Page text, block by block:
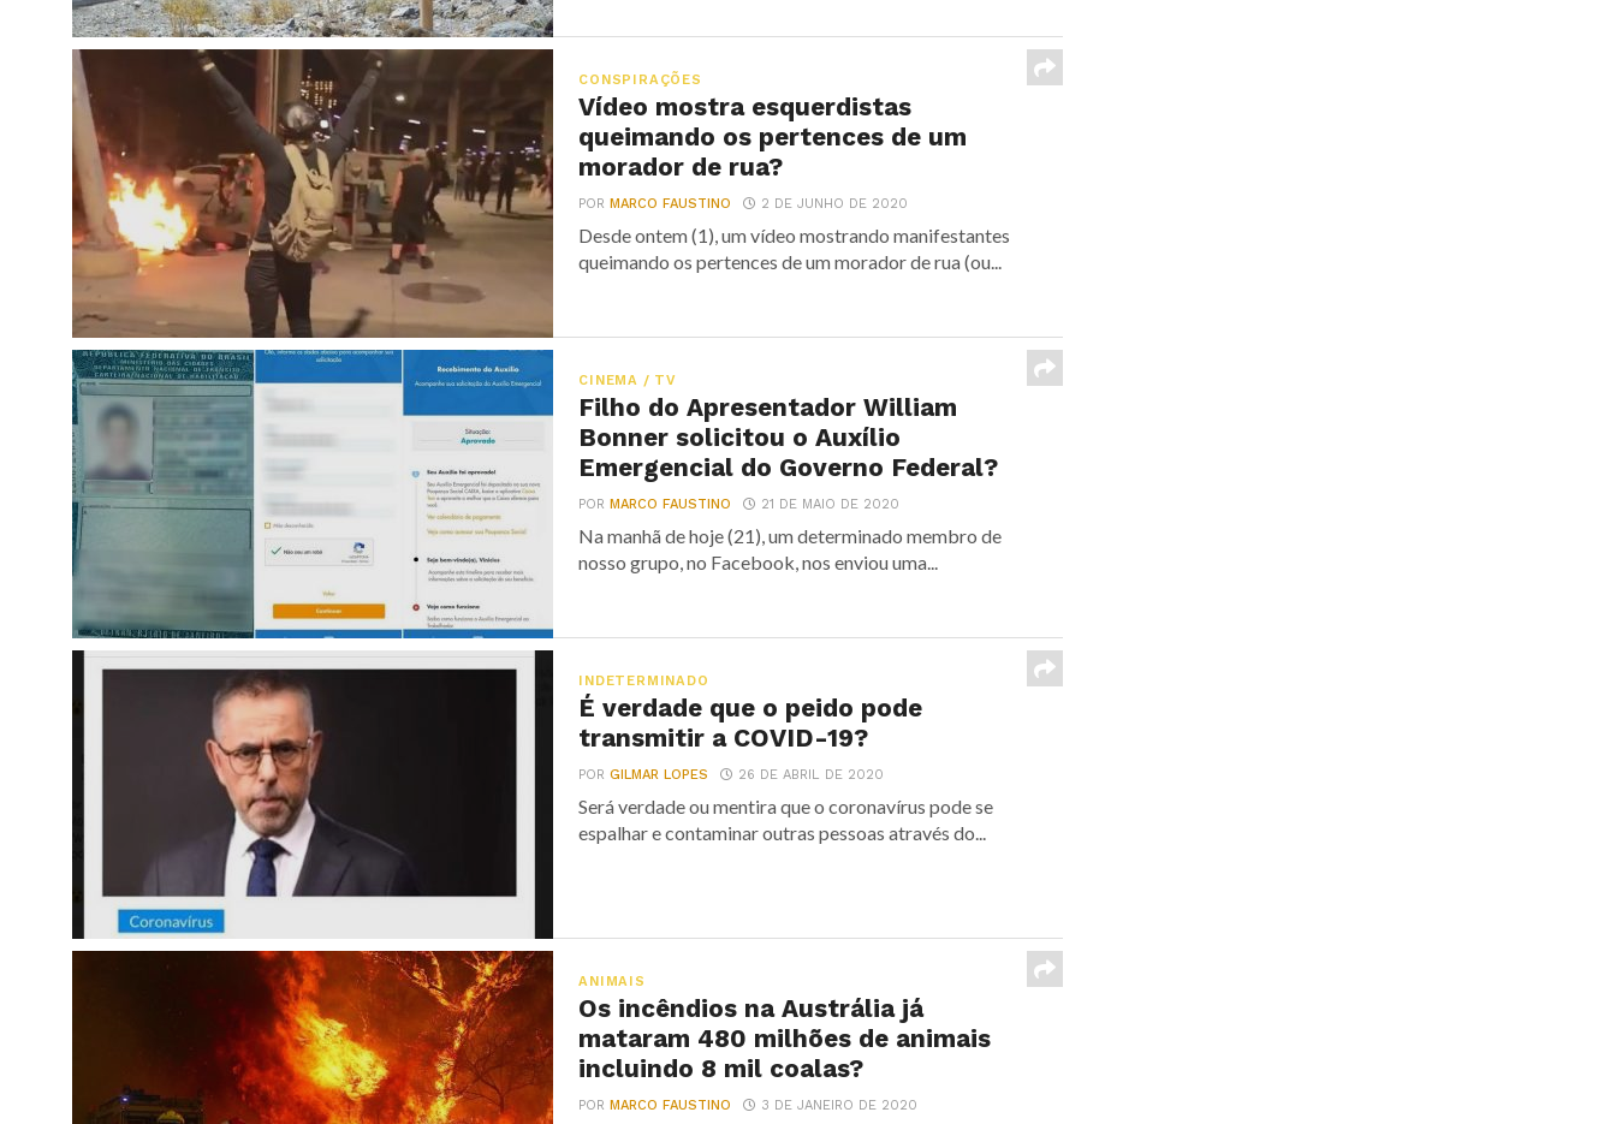
CONSPIRAÇÕES
Vídeo mostra esquerdistas
queimando os pertences de um
morador de rua?
PORMARCO FAUSTINO 2 DE JUNHO DE 2020
Desde ontem (1), um vídeo mostrando manifestantes
queimando os pertences de um morador de rua (ou...
CINEMA / TV
Filho do Apresentador William
Bonner solicitou o Auxílio
Emergencial do Governo Federal?
PORMARCO FAUSTINO 21 DE MAIO DE 2020
Na manhã de hoje (21), um determinado membro de
nosso grupo, no Facebook, nos enviou uma...
INDETERMINADO
É verdade que o peido pode
transmitir a COVID-19?
PORGILMAR LOPES 26 DE ABRIL DE 2020
Será verdade ou mentira que o coronavírus pode se
espalhar e contaminar outras pessoas através do...
ANIMAIS
Os incêndios na Austrália já
mataram 480 milhões de animais
incluindo 8 mil coalas?
PORMARCO FAUSTINO 3 DE JANEIRO DE 2020